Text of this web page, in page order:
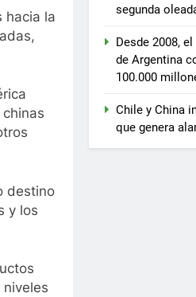
hacia la
destino
y los
segunda
Desde 2008,
de Argentina
100.000
Chile y China
que genera